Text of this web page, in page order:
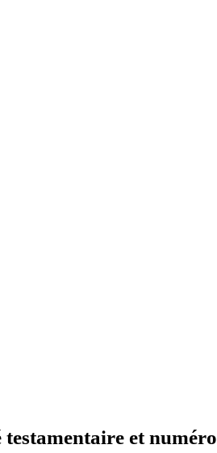
et numéro